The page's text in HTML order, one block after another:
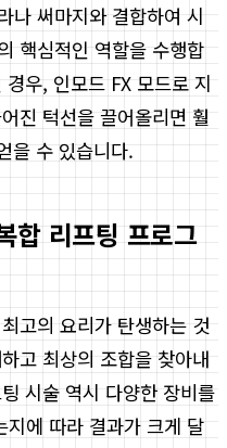
나 써마지와 결합하여 시
핵심적인 역할을 수행합
우, 인모드 FX 모드로 지
진 턱선을 끌어올리면 훨
을 수 있습니다.
합 리프팅 프로그
고의 요리가 탄생하는 것
고 최상의 조합을 찾아내
시술 역시 다양한 장비를
지에 따라 결과가 크게 달